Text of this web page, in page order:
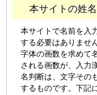
本サイトの姓
本サイトで名前を入
する必要はありませ
字体の画数を求めて
される画数が、入力
名判断は、文字その
するものです。下記